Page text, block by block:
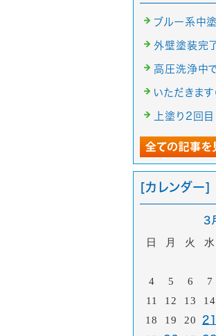
ブルー系中塗
外壁塗装完了
高圧洗浄中で
いただきま
上塗り2回目
[カレンダー]
3
日 月 火 水
4 5 6 7
11
12 13 14
18
19 20 21